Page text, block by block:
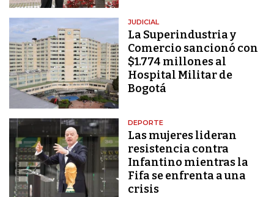
JUDICIAL
La Superindustria y
Comercio sancionó con
$1.774 millones al
Hospital Militar de
Bogotá
DEPORTE
Las mujeres lideran
resistencia contra
Infantino mientras la
Fifa se enfrenta a una
crisis